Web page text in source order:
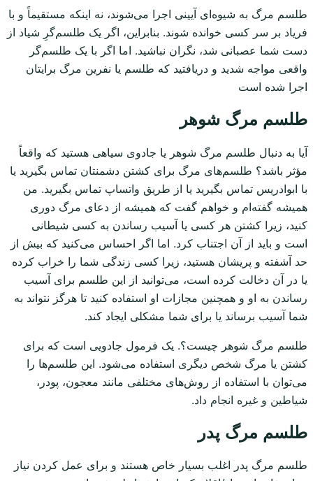
طلسم‌ مرگ به شیوه‌ای آیینی اجرا می‌شوند، نه اینکه مستقیماً و با
فریاد بر سر کسی خوانده شوند. بنابراین، اگر یک طلسم‌گرِ شیاد از
دست شما عصبانی شد، نگران نباشید. اما اگر با یک طلسم‌گر
واقعی مواجه شدید و دریافتید که طلسم یا نفرین مرگ برایتان
اجرا شده است
طلسم مرگ شوهر
آیا به دنبال طلسم مرگ شوهر یا جادوی سیاهی هستید که واقعاً
مؤثر باشد؟ طلسم‌های مرگ برای کشتن دشمنتان تماس بگیرید یا
با ابوادریس تماس بگیرید یا از طریق واتساپ تماس بگیرید. من
همیشه گفته‌ام و خواهم گفت که همیشه از دعای مرگ دوری
کنید، زیرا کشتن هر کسی یا آسیب رساندن به کسی شیطانی
است و باید از آن اجتناب کرد. اما اگر احساس می‌کنید که بیش از
حد آشفته و پریشان هستید، زیرا کسی زندگی شما را خراب کرده
یا در آن دخالت کرده است، می‌توانید از این طلسم برای آسیب
رساندن به او و همچنین مجازات او استفاده کنید تا هرگز نتواند به
شما آسیب برساند یا برای شما مشکلی ایجاد کند.
طلسم مرگ شوهر چیست؟. یک فرمول جادویی است که برای
کشتن یا مرگ شخص دیگری استفاده می‌شود. این طلسم‌ها را
می‌توان با استفاده از روش‌های مختلفی مانند معجون، پودر،
شیاطین و غیره انجام داد.
طلسم مرگ پدر
طلسم مرگ پدر اغلب بسیار خاص هستند و برای عمل کردن نیاز